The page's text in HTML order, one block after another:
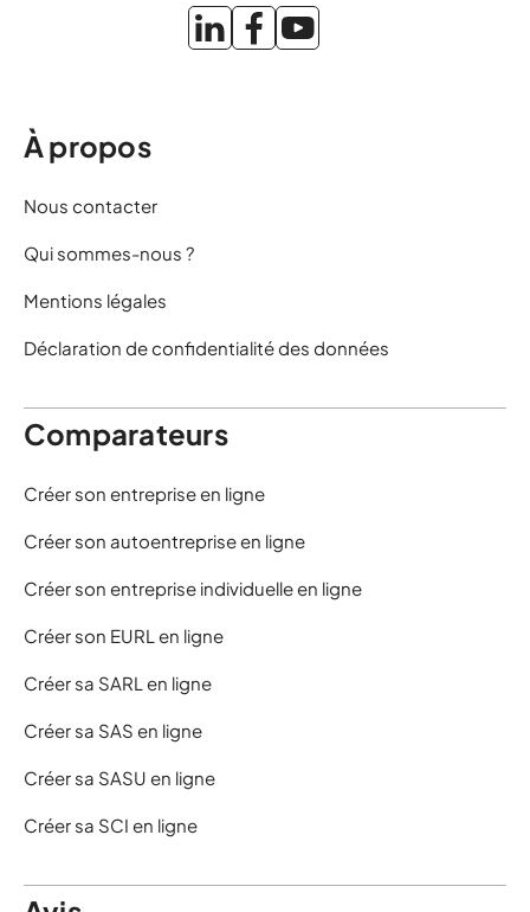
À propos
Nous contacter
Qui sommes-nous ?
Mentions légales
Déclaration de confidentialité des données
Comparateurs
Créer son entreprise en ligne
Créer son autoentreprise en ligne
Créer son entreprise individuelle en ligne
Créer son EURL en ligne
Créer sa SARL en ligne
Créer sa SAS en ligne
Créer sa SASU en ligne
Créer sa SCI en ligne